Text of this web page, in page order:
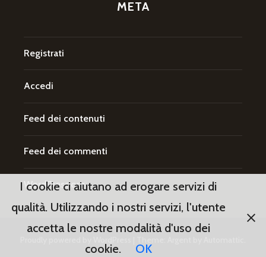
META
Registrati
Accedi
Feed dei contenuti
Feed dei commenti
WordPress.org
I cookie ci aiutano ad erogare servizi di
qualità. Utilizzando i nostri servizi, l'utente
accetta le nostre modalità d'uso dei
cookie.
OK